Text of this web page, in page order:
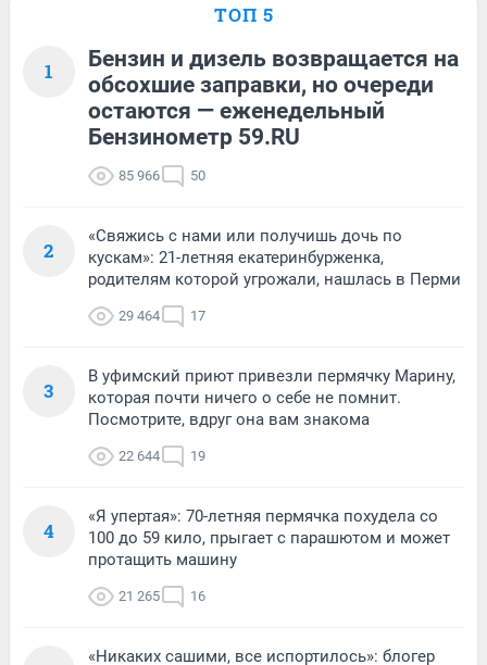
ТОП 5
1
Бензин и дизель возвращается на
обсохшие заправки, но очереди
остаются — еженедельный
Бензинометр 59.RU
85 966 50
2
«Свяжись с нами или получишь дочь по
кускам»: 21-летняя екатеринбурженка,
родителям которой угрожали, нашлась в Перми
29 464 17
3
В уфимский приют привезли пермячку Марину,
которая почти ничего о себе не помнит.
Посмотрите, вдруг она вам знакома
22 644 19
4
«Я упертая»: 70-летняя пермячка похудела со
100 до 59 кило, прыгает с парашютом и может
протащить машину
21 265 16
«Никаких сашими, все испортилось»: блогер